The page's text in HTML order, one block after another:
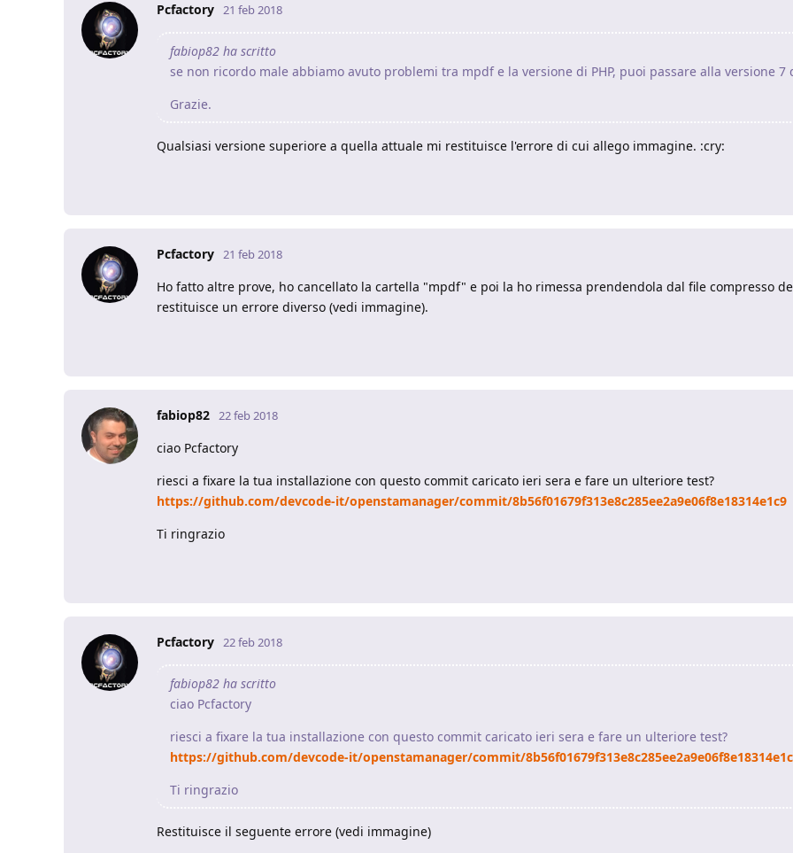
Pcfactory 21 feb 2018
fabiop82 ha scritto
se non ricordo male abbiamo avuto problemi tra mpdf e la versione di PHP, puoi passare alla versione 7
Grazie.
Qualsiasi versione superiore a quella attuale mi restituisce l'errore di cui allego immagine. :cry:
Pcfactory 21 feb 2018
Ho fatto altre prove, ho cancellato la cartella "mpdf" e poi la ho rimessa prendendola dal file compresso
restituisce un errore diverso (vedi immagine).
fabiop82 22 feb 2018
ciao Pcfactory
riesci a fixare la tua installazione con questo commit caricato ieri sera e fare un ulteriore test?
https://github.com/devcode-it/openstamanager/commit/8b56f01679f313e8c285ee2a9e06f8e18314e1c9
Ti ringrazio
Pcfactory 22 feb 2018
fabiop82 ha scritto
ciao Pcfactory
riesci a fixare la tua installazione con questo commit caricato ieri sera e fare un ulteriore test?
https://github.com/devcode-it/openstamanager/commit/
Ti ringrazio
Restituisce il seguente errore (vedi immagine)